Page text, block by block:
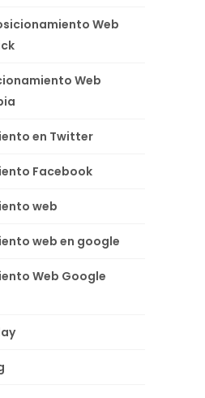
Web
Web
en Twitter
Facebook
web
web en google
Web Google